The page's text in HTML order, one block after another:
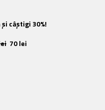
câștigi 30%!
70 lei